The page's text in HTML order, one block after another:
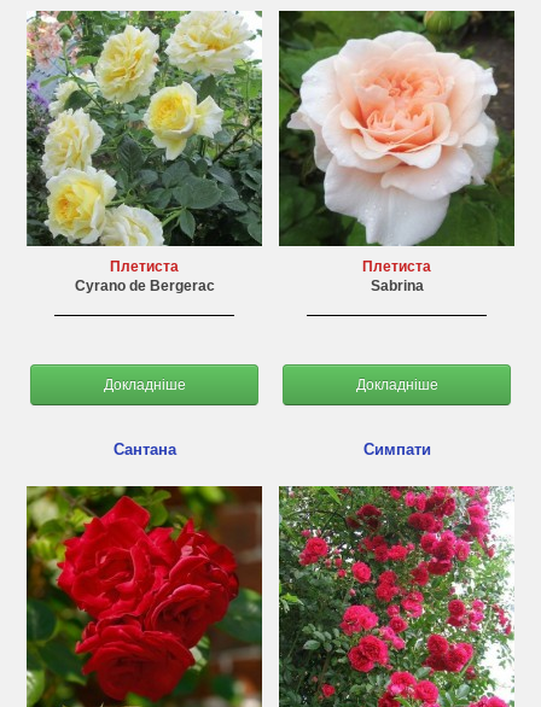
Плетиста
Cyrano de Bergerac
Докладніше
Плетиста
Sabrina
Докладніше
Сантана Симпати